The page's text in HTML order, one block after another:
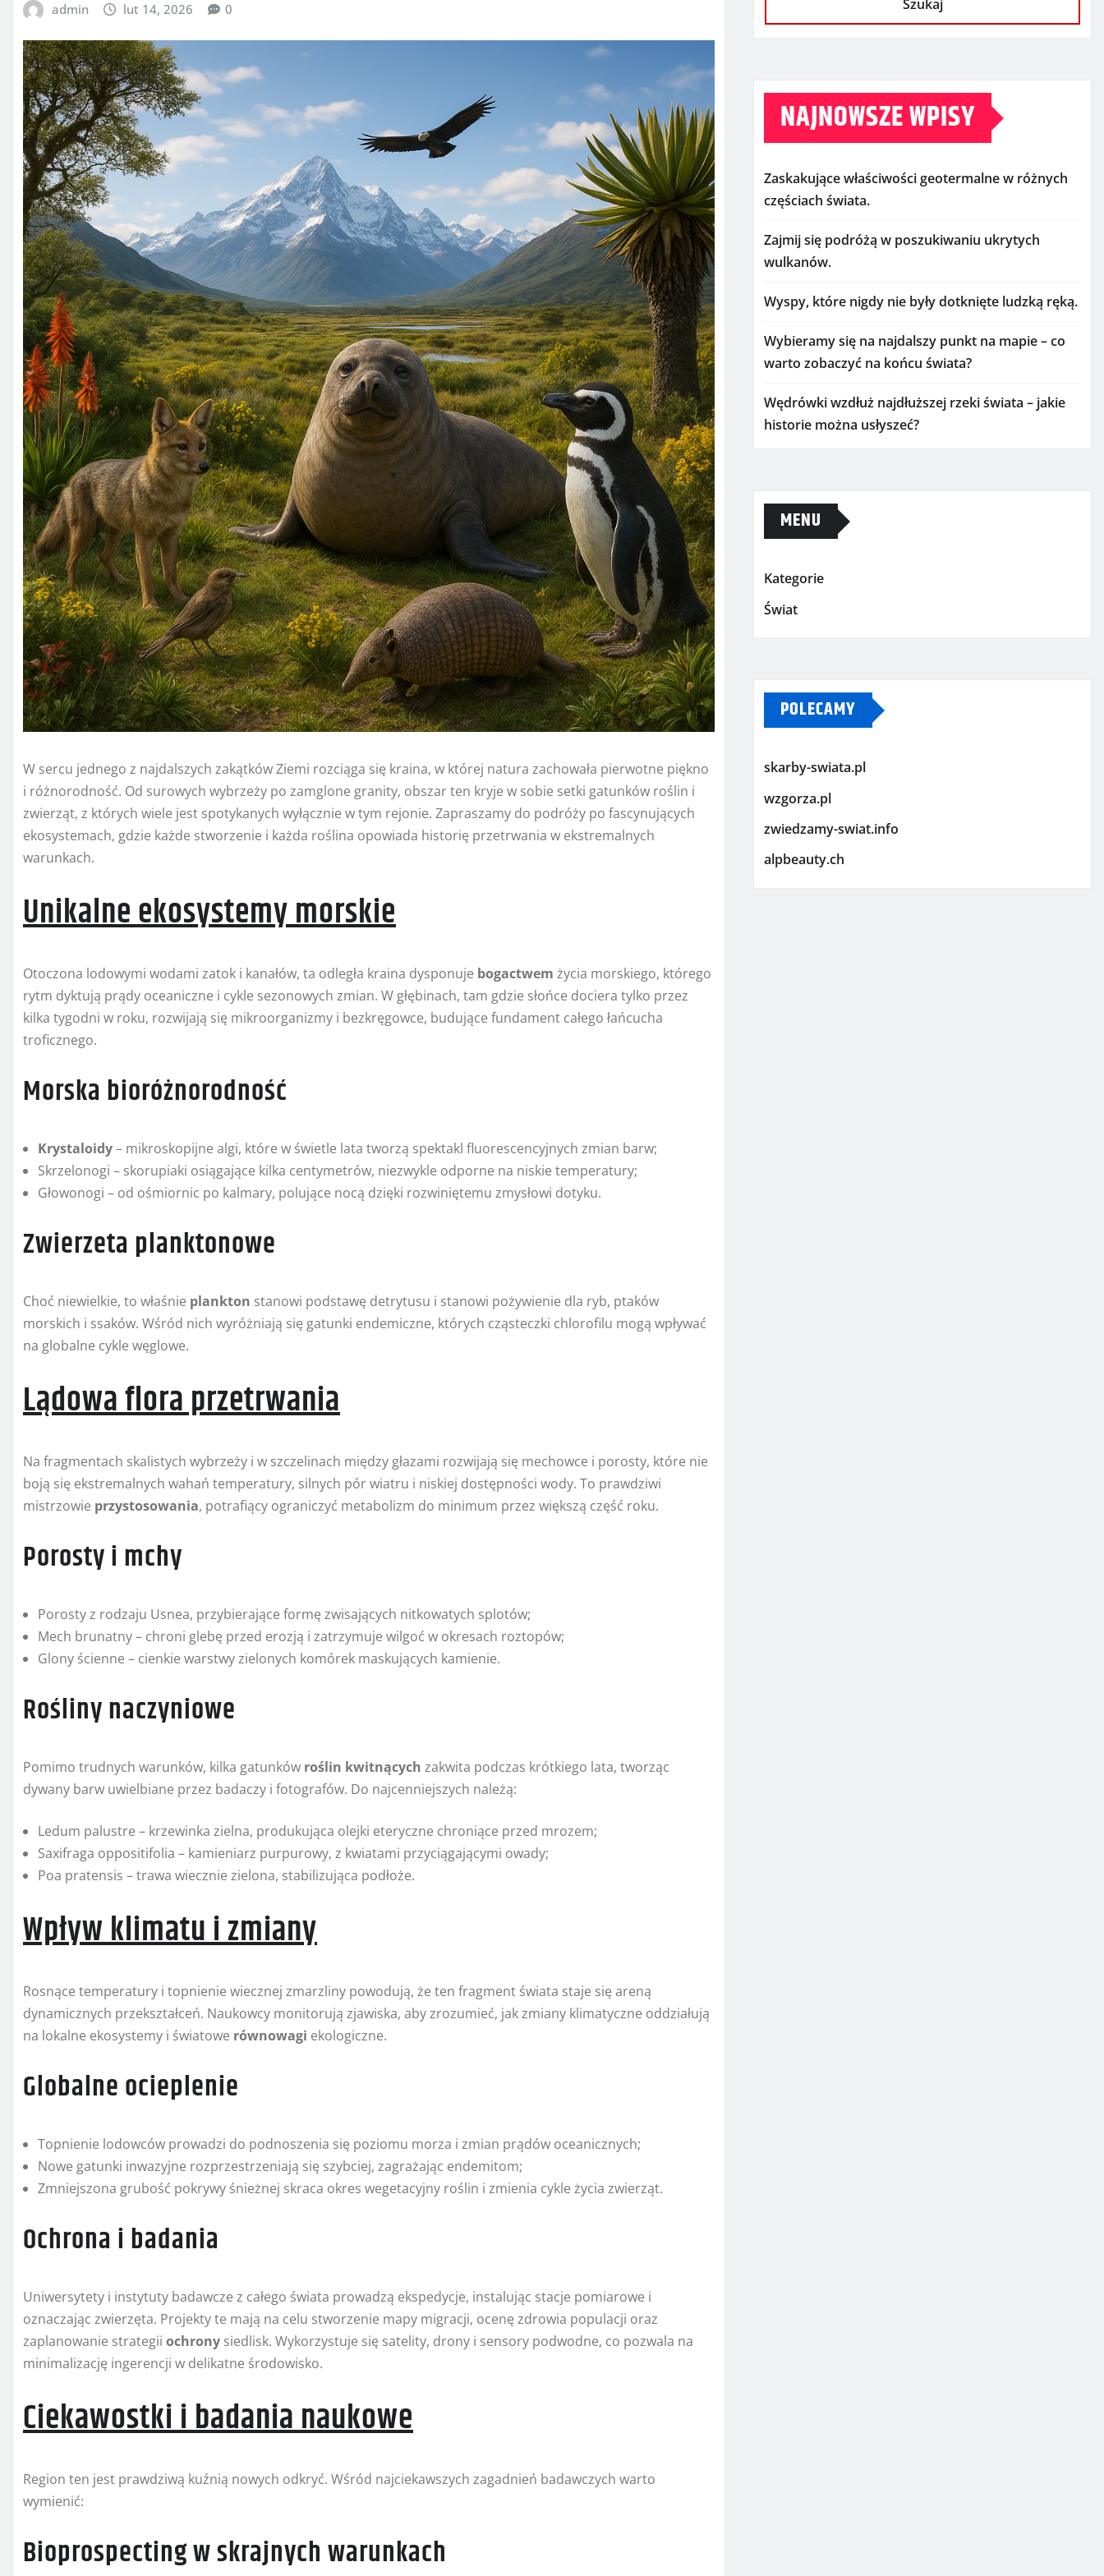
admin lut 14, 2026 0
W sercu jednego z najdalszych zakątków Ziemi rozciąga się kraina, w której natura zachowała pierwotne piękno
i różnorodność. Od surowych wybrzeży po zamglone granity, obszar ten kryje w sobie setki gatunków roślin i
zwierząt, z których wiele jest spotykanych wyłącznie w tym rejonie. Zapraszamy do podróży po fascynujących
ekosystemach, gdzie każde stworzenie i każda roślina opowiada historię przetrwania w ekstremalnych
warunkach.
Unikalne ekosystemy morskie
Otoczona lodowymi wodami zatok i kanałów, ta odległa kraina dysponuje bogactwem życia morskiego, którego
rytm dyktują prądy oceaniczne i cykle sezonowych zmian. W głębinach, tam gdzie słońce dociera tylko przez
kilka tygodni w roku, rozwijają się mikroorganizmy i bezkręgowce, budujące fundament całego łańcucha
troficznego.
Morska bioróżnorodność
Krystaloidy– mikroskopijne algi, które w świetle lata tworzą spektakl fluorescencyjnych zmian barw;
Skrzelonogi – skorupiaki osiągające kilka centymetrów, niezwykle odporne na niskie temperatury;
Głowonogi – od ośmiornic po kalmary, polujące nocą dzięki rozwiniętemu zmysłowi dotyku.
Zwierzeta planktonowe
Choć niewielkie, to właśnie plankton stanowi podstawę detrytusu i stanowi pożywienie dla ryb, ptaków
morskich i ssaków. Wśród nich wyróżniają się gatunki endemiczne, których cząsteczki chlorofilu mogą wpływać
na globalne cykle węglowe.
Lądowa flora przetrwania
Na fragmentach skalistych wybrzeży i w szczelinach między głazami rozwijają się mechowce i porosty, które nie
boją się ekstremalnych wahań temperatury, silnych pór wiatru i niskiej dostępności wody. To prawdziwi
mistrzowie przystosowania, potrafiący ograniczyć metabolizm do minimum przez większą część roku.
Porosty i mchy
Porosty z rodzaju Usnea, przybierające formę zwisających nitkowatych splotów;
Mech brunatny – chroni glebę przed erozją i zatrzymuje wilgoć w okresach roztopów;
Glony ścienne – cienkie warstwy zielonych komórek maskujących kamienie.
Rośliny naczyniowe
Pomimo trudnych warunków, kilka gatunków roślin kwitnących zakwita podczas krótkiego lata, tworząc
dywany barw uwielbiane przez badaczy i fotografów. Do najcenniejszych należą:
Ledum palustre – krzewinka zie­lna, produkująca olejki eteryczne chroniące przed mrozem;
Saxifraga oppositifolia – kamieniarz purpurowy, z kwiatami przyciągającymi owady;
Poa pratensis – trawa wiecznie zielona, stabilizująca podłoże.
Wpływ klimatu i zmiany
Rosnące temperatury i topnienie wiecznej zmarzliny powodują, że ten frag­ment świata staje się areną
dynamicznych przekształceń. Naukowcy monitorują zjawiska, aby zrozumieć, jak zmiany klimatyczne oddziałują
na lokalne ekosystemy i światowe równowagi ekologiczne.
Globalne ocieplenie
Topnienie lodowców prowadzi do podnoszenia się poziomu morza i zmian prądów oceanicznych;
Nowe gatunki inwazyjne rozprzestrzeniają się szybciej, zagrażając endemitom;
Zmniejszona grubość pokrywy śnieżnej skraca okres wegetacyjny roślin i zmienia cykle życia zwierząt.
Ochrona i badania
Uniwersytety i instytuty badawcze z całego świata prowadzą ekspedycje, instalując stacje pomiarowe i
oznaczając zwierzęta. Projekty te mają na celu stworzenie mapy migracji, ocenę zdrowia populacji oraz
zaplanowanie strategii ochrony siedlisk. Wykorzystuje się satelity, drony i sensory podwodne, co pozwala na
minimalizację ingerencji w delikatne środowisko.
Ciekawostki i badania naukowe
Region ten jest prawdziwą kuźnią nowych odkryć. Wśród najciekawszych zagadnień badawczych warto
wymienić:
Bioprospecting w skrajnych warunkach
Szukaj
NAJNOWSZE WPISY
Zaskakujące właściwości geotermalne w różnych
częściach świata.
Zajmij się podróżą w poszukiwaniu ukrytych
wulkanów.
Wyspy, które nigdy nie były dotknięte ludzką ręką.
Wybieramy się na najdalszy punkt na mapie – co
warto zobaczyć na końcu świata?
Wędrówki wzdłuż najdłuższej rzeki świata – jakie
historie można usłyszeć?
MENU
Kategorie
Świat
POLECAMY
skarby-swiata.pl
wzgorza.pl
zwiedzamy-swiat.info
alpbeauty.ch